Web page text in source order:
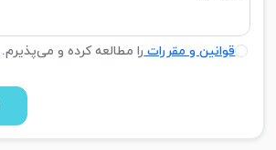
قوانین و مقرراترا مطالعه کرده و می‌پذیرم.